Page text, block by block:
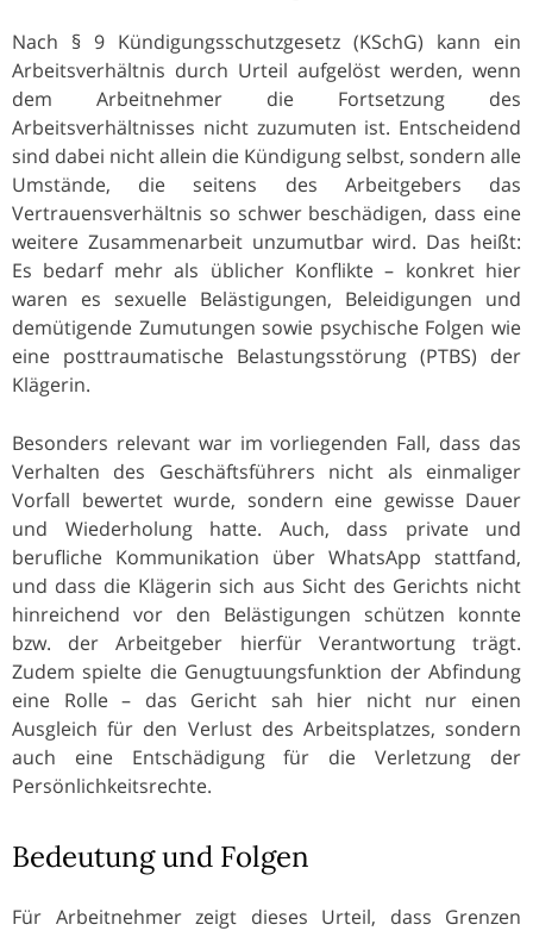
Nach § 9 Kündigungsschutzgesetz (KSchG) kann ein
Arbeitsverhältnis durch Urteil aufgelöst werden, wenn
dem Arbeitnehmer die Fortsetzung des
Arbeitsverhältnisses nicht zuzumuten ist. Entscheidend
sind dabei nicht allein die Kündigung selbst, sondern alle
Umstände, die seitens des Arbeitgebers das
Vertrauensverhältnis so schwer beschädigen, dass eine
weitere Zusammenarbeit unzumutbar wird. Das heißt:
Es bedarf mehr als üblicher Konflikte – konkret hier
waren es sexuelle Belästigungen, Beleidigungen und
demütigende Zumutungen sowie psychische Folgen wie
eine posttraumatische Belastungsstörung (PTBS) der
Klägerin.
Besonders relevant war im vorliegenden Fall, dass das
Verhalten des Geschäftsführers nicht als einmaliger
Vorfall bewertet wurde, sondern eine gewisse Dauer
und Wiederholung hatte. Auch, dass private und
berufliche Kommunikation über WhatsApp stattfand,
und dass die Klägerin sich aus Sicht des Gerichts nicht
hinreichend vor den Belästigungen schützen konnte
bzw. der Arbeitgeber hierfür Verantwortung trägt.
Zudem spielte die Genugtuungsfunktion der Abfindung
eine Rolle – das Gericht sah hier nicht nur einen
Ausgleich für den Verlust des Arbeitsplatzes, sondern
auch eine Entschädigung für die Verletzung der
Persönlichkeitsrechte.
Bedeutung und Folgen
Für Arbeitnehmer zeigt dieses Urteil, dass Grenzen